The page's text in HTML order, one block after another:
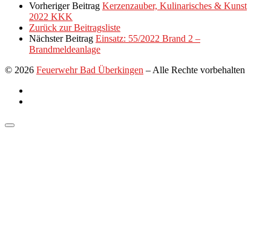
Vorheriger Beitrag Kerzenzauber, Kulinarisches & Kunst
2022 KKK
Zurück zur Beitragsliste
Nächster Beitrag Einsatz: 55/2022 Brand 2 –
Brandmeldeanlage
© 2026 Feuerwehr Bad Überkingen – Alle Rechte vorbehalten